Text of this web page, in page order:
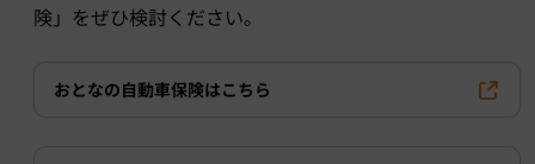
険」をぜひ検討ください。
おとなの自動車保険はこちら